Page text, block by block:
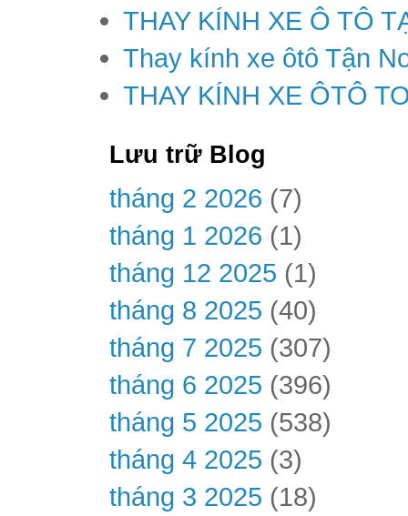
THAY KÍNH XE Ô TÔ
Thay kính xe ôtô Tận
THAY KÍNH XE ÔTÔ
Lưu trữ Blog
tháng 2 2026 (7)
tháng 1 2026 (1)
tháng 12 2025 (1)
tháng 8 2025 (40)
tháng 7 2025 (307)
tháng 6 2025 (396)
tháng 5 2025 (538)
tháng 4 2025 (3)
tháng 3 2025 (18)